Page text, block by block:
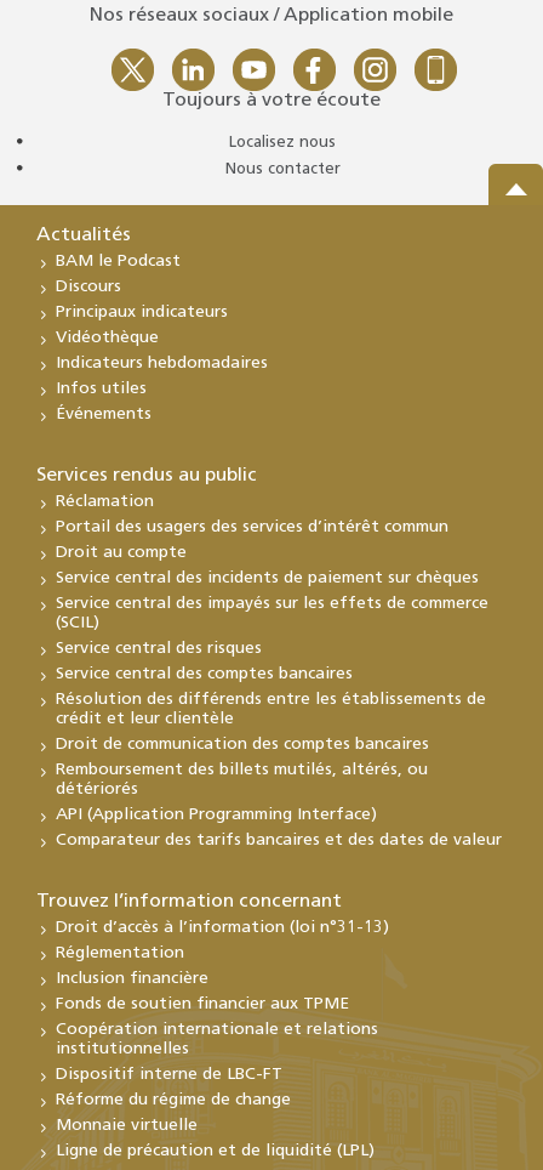
Nos réseaux sociaux / Application mobile
Toujours à votre écoute
Localisez nous
Nous contacter
Actualités
BAM le Podcast
Discours
Principaux indicateurs
Vidéothèque
Indicateurs hebdomadaires
Infos utiles
Événements
Services rendus au public
Réclamation
Portail des usagers des services d’intérêt commun
Droit au compte
Service central des incidents de paiement sur chèques
Service central des impayés sur les effets de commerce
(SCIL)
Service central des risques
Service central des comptes bancaires
Résolution des différends entre les établissements de
crédit et leur clientèle
Droit de communication des comptes bancaires
Remboursement des billets mutilés, altérés, ou
détériorés
API (Application Programming Interface)
Comparateur des tarifs bancaires et des dates de valeur
Trouvez l’information concernant
Droit d’accès à l’information (loi n°31-13)
Réglementation
Inclusion financière
Fonds de soutien financier aux TPME
Coopération internationale et relations
institutionnelles
Dispositif interne de LBC-FT
Réforme du régime de change
Monnaie virtuelle
Ligne de précaution et de liquidité (LPL)